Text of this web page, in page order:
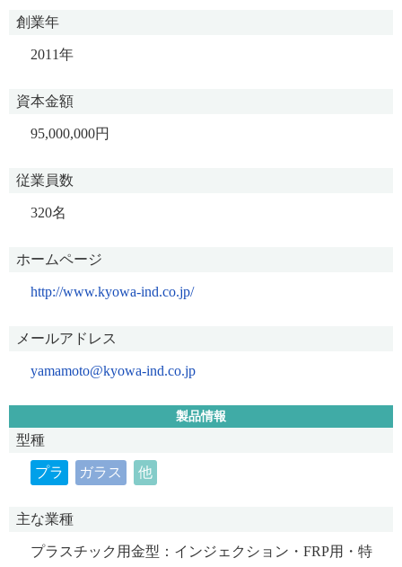
創業年
2011年
資本金額
95,000,000円
従業員数
320名
ホームページ
http://www.kyowa-ind.co.jp/
メールアドレス
yamamoto@kyowa-ind.co.jp
製品情報
型種
プラ ガラス 他
主な業種
プラスチック用金型：インジェクション・FRP用・特